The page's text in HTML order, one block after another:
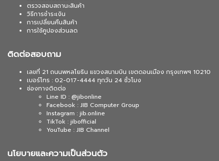
ตรวจสอบสถานะสินค้า
วิธีการชำระเงิน
การเปลี่ยนคืนสินค้า
การใช้คูปองส่วนลด
ติดต่อสอบถาม
เลขที่ 21 ถนนพหลโยธิน แขวงสนามบิน เขตดอนเมือง กรุงเทพฯ 10210
เบอร์โทร : 02-017-4444 ทุกวัน 24 ชั่วโมง
ช่องทางติดต่อ
Line ID : @jibonline
Facebook : JIB Computer Group
Instagram : jib.online
TikTok : jibofficial
YouTube : JIB Channel
นโยบายและความเป็นส่วนตัว